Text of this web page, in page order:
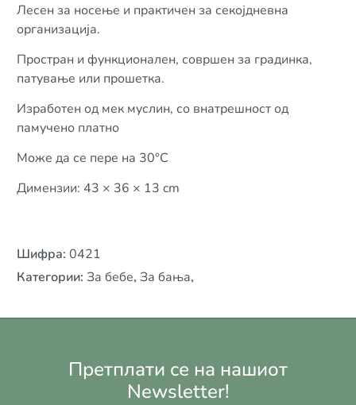
Лесен за носење и практичен за секојдневна
организација.
Простран и функционален, совршен за градинка,
патување или прошетка.
Изработен од мек муслин, со внатрешност од
памучено платно
Може да се пере на 30°C
Димензии: 43 × 36 × 13 cm
Шифра: 0421
Категории: За бебе, За бања,
Претплати се на нашиот
Newsletter!